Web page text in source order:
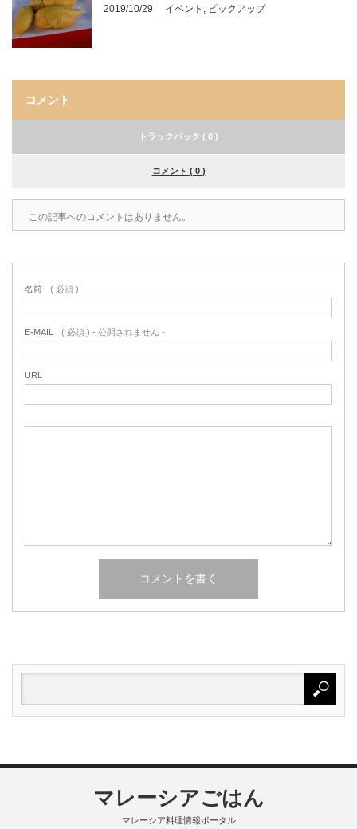
2019/10/29 イベント ピックアップ
コメント
トラックバック ( 0 )
コメント ( 0 )
この記事へのコメントはありません。
名前 ( 必須 )
E-MAIL ( 必須 ) - 公開されません -
URL
マレーシアごはん
マレーシア料理情報ポータル